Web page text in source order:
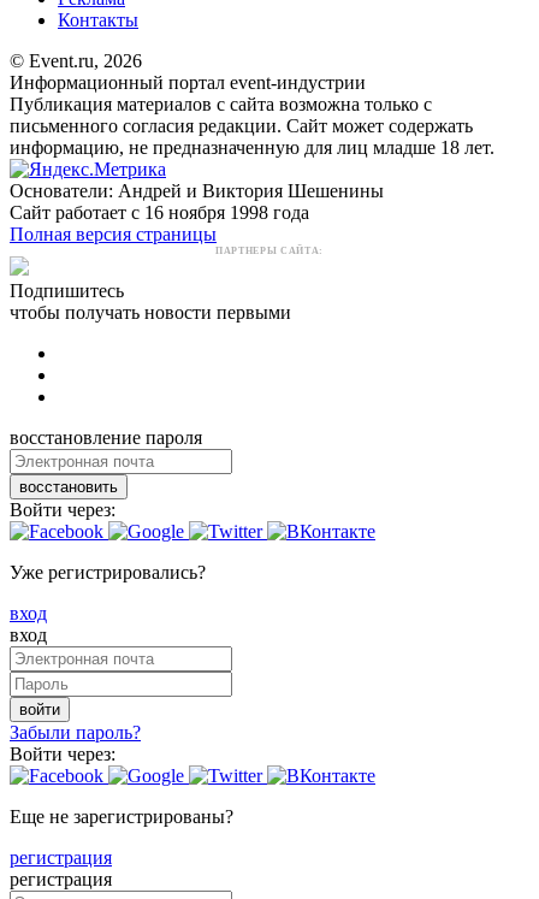
Контакты
© Event.ru, 2026
Информационный портал event-индустрии
Публикация материалов с сайта возможна только с
письменного согласия редакции. Сайт может содержать
информацию, не предназначенную для лиц младше 18 лет.
Основатели: Андрей и Виктория Шешенины
Сайт работает с 16 ноября 1998 года
Полная версия страницы
ПАРТНЕРЫ САЙТА:
Подпишитесь
чтобы получать новости первыми
восстановление пароля
восстановить
Войти через:
Уже регистрировались?
вход
вход
войти
Забыли пароль?
Войти через:
Еще не зарегистрированы?
регистрация
регистрация